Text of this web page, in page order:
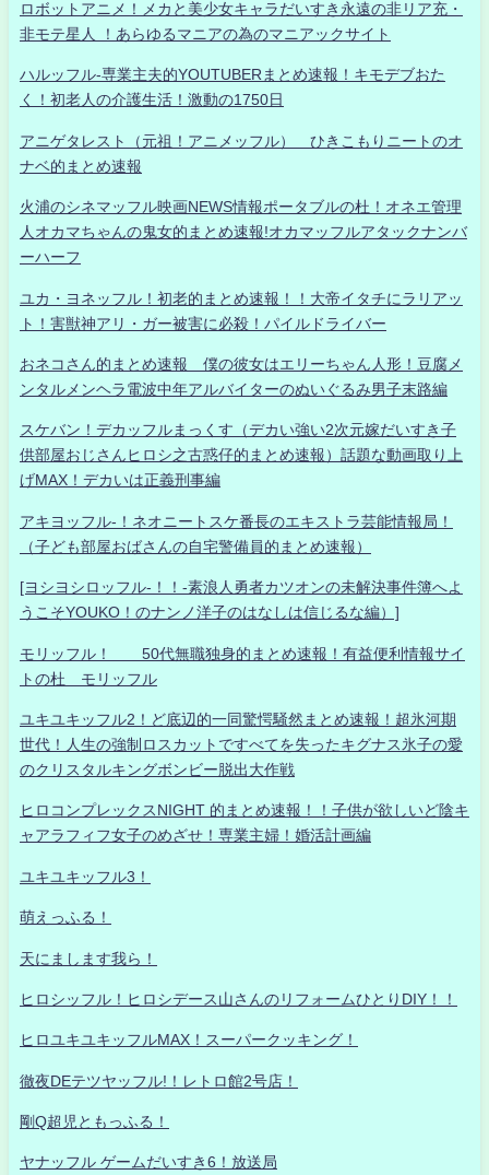
ロボットアニメ！メカと美少女キャラだいすき永遠の非リア充・
非モテ星人 ！あらゆるマニアの為のマニアックサイト
ハルッフル-専業主夫的YOUTUBERまとめ速報！キモデブおた
く！初老人の介護生活！激動の1750日
アニゲタレスト（元祖！アニメッフル） ひきこもりニートのオ
ナベ的まとめ速報
火浦のシネマッフル映画NEWS情報ポータブルの杜！オネエ管理
人オカマちゃんの鬼女的まとめ速報!オカマッフルアタックナンバ
ーハーフ
ユカ・ヨネッフル！初老的まとめ速報！！大帝イタチにラリアッ
ト！害獣神アリ・ガー被害に必殺！パイルドライバー
おネコさん的まとめ速報 僕の彼女はエリーちゃん人形！豆腐メ
ンタルメンヘラ電波中年アルバイターのぬいぐるみ男子末路編
スケバン！デカッフルまっくす（デカい強い2次元嫁だいすき子
供部屋おじさんヒロシ之古惑仔的まとめ速報）話題な動画取り上
げMAX！デカいは正義刑事編
アキヨッフル-！ネオニートスケ番長のエキストラ芸能情報局！
（子ども部屋おばさんの自宅警備員的まとめ速報）
[ヨシヨシロッフル-！！-素浪人勇者カツオンの未解決事件簿へよ
うこそYOUKO！のナンノ洋子のはなしは信じるな編）]
モリッフル！ 50代無職独身的まとめ速報！有益便利情報サイ
トの杜 モリッフル
ユキユキッフル2！ど底辺的一同驚愕騒然まとめ速報！超氷河期
世代！人生の強制ロスカットですべてを失ったキグナス氷子の愛
のクリスタルキングボンビー脱出大作戦
ヒロコンプレックスNIGHT 的まとめ速報！！子供が欲しいど陰キ
ャアラフィフ女子のめざせ！専業主婦！婚活計画編
ユキユキッフル3！
萌えっふる！
天にまします我ら！
ヒロシッフル！ヒロシデース山さんのリフォームひとりDIY！！
ヒロユキユキッフルMAX！スーパークッキング！
徹夜DEテツヤッフル!！レトロ館2号店！
剛Q超児ともっふる！
ヤナッフル ゲームだいすき6！放送局